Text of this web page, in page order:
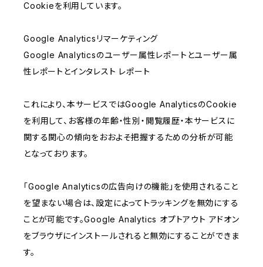
Cookieを利用しています。
Google Analyticsリマーケティング
Google Analyticsのユーザー属性レポートとユーザー属
性レポートとインタレスト レポート
これにより、本サービスではGoogle AnalyticsのCookie
を利用して、お客様の年齢・性別・閲覧履歴・本サービスに
関する関心の傾向をおおよそ把握するための分析が可能
となっております。
「Google Analyticsの広告向けの機能」を使用されること
を望まない場合は、設定によってトラッキングを無効にする
ことが可能です。Google Analytics オプトアウト アドオン
をブラウザにインストールされると無効にすることができま
す。